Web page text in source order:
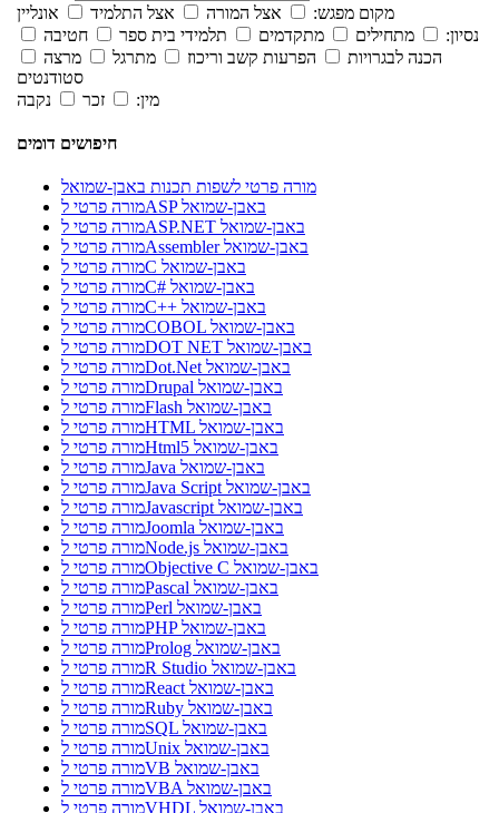
מקום מפגש:
אצל המורה אצל התלמיד
אונליין
נסיון:
מתחילים מתקדמים תלמידי בית ספר
חטיבה
הכנה לבגרויות
הפרעות קשב וריכוז מתרגל
מרצה
סטודנטים
מין:
זכר נקבה
חיפושים דומים
מורה פרטי לשפות תכנות באבן-שמואל
מורה פרטי לASP באבן-שמואל
מורה פרטי לASP.NET באבן-שמואל
מורה פרטי לAssembler באבן-שמואל
מורה פרטי לC באבן-שמואל
מורה פרטי לC# באבן-שמואל
מורה פרטי לC++ באבן-שמואל
מורה פרטי לCOBOL באבן-שמואל
מורה פרטי לDOT NET באבן-שמואל
מורה פרטי לDot.Net באבן-שמואל
מורה פרטי לDrupal באבן-שמואל
מורה פרטי לFlash באבן-שמואל
מורה פרטי לHTML באבן-שמואל
מורה פרטי לHtml5 באבן-שמואל
מורה פרטי לJava באבן-שמואל
מורה פרטי לJava Script באבן-שמואל
מורה פרטי לJavascript באבן-שמואל
מורה פרטי לJoomla באבן-שמואל
מורה פרטי לNode.js באבן-שמואל
מורה פרטי לObjective C באבן-שמואל
מורה פרטי לPascal באבן-שמואל
מורה פרטי לPerl באבן-שמואל
מורה פרטי לPHP באבן-שמואל
מורה פרטי לProlog באבן-שמואל
מורה פרטי לR Studio באבן-שמואל
מורה פרטי לReact באבן-שמואל
מורה פרטי לRuby באבן-שמואל
מורה פרטי לSQL באבן-שמואל
מורה פרטי לUnix באבן-שמואל
מורה פרטי לVB באבן-שמואל
מורה פרטי לVBA באבן-שמואל
מורה פרטי לVHDL באבן-שמואל